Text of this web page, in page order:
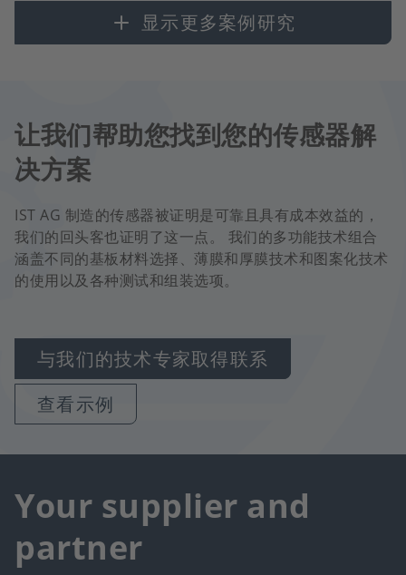
显示更多案例研究
让我们帮助您找到您的传感器解
决方案
IST AG 制造的传感器被证明是可靠且具有成本效益的，
我们的回头客也证明了这一点。 我们的多功能技术组合
涵盖不同的基板材料选择、薄膜和厚膜技术和图案化技术
的使用以及各种测试和组装选项。
与我们的技术专家取得联系
查看示例
Your supplier and
partner